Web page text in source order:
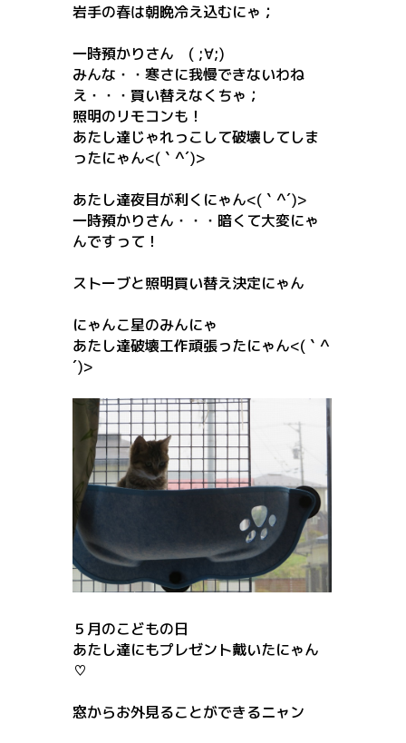
岩手の春は朝晩冷え込むにゃ；
一時預かりさん ( ;∀;)
みんな・・寒さに我慢できないわね
え・・・買い替えなくちゃ；
照明のリモコンも！
あたし達じゃれっこして破壊してしま
ったにゃん<(｀^´)>
あたし達夜目が利くにゃん<(｀^´)>
一時預かりさん・・・暗くて大変にゃ
んですって！
ストーブと照明買い替え決定にゃん
にゃんこ星のみんにゃ
あたし達破壊工作頑張ったにゃん<(｀^
´)>
５月のこどもの日
あたし達にもプレゼント戴いたにゃん
♡
窓からお外見ることができるニャン